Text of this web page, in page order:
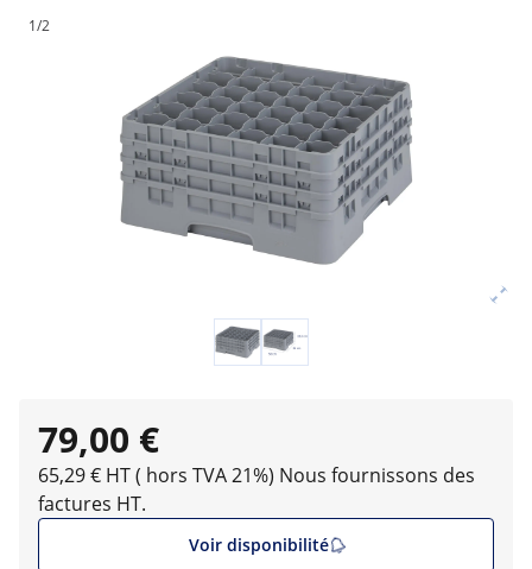
1/2
79,00 €
65,29 € HT ( hors TVA 21%) Nous fournissons des
factures HT.
Voir disponibilité